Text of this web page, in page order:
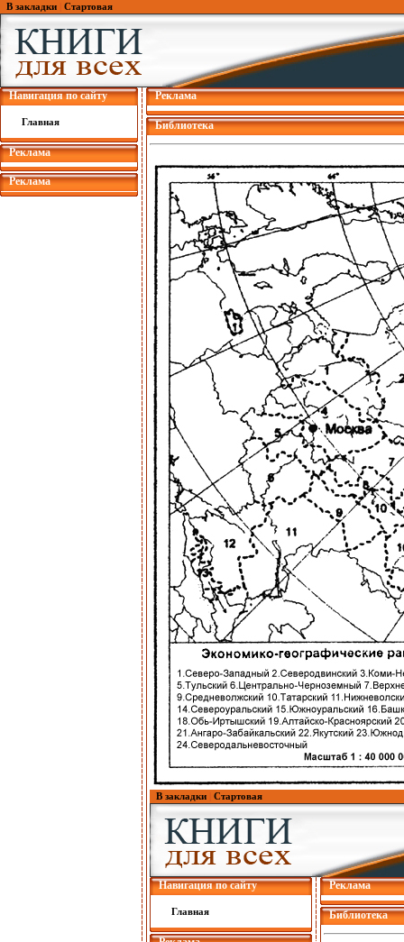
В закладки Стартовая
Навигация по сайту
Главная
Реклама
Реклама
Реклама
Библиотека
В закладки Стартовая
Навигация по сайту
Главная
Реклама
Библиотека